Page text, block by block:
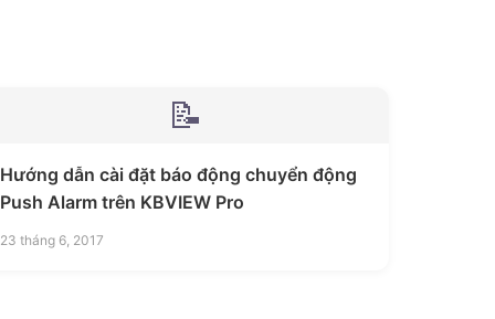
📝
Hướng dẫn cài đặt báo động chuyển động
Push Alarm trên KBVIEW Pro
23 tháng 6, 2017